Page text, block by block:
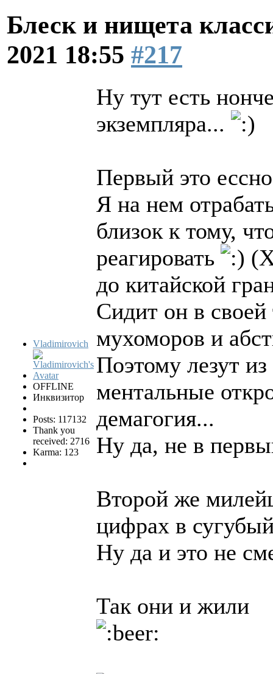
Блеск и нищета
2021 18:55 #217
Vladimirovich
OFFLINE
Инквизитор
Posts: 117132
Thank you
received: 2716
Karma: 123
Ну тут есть
экземпляра...
Первый это
Я на нем
близок к тому,
реагировать
до китайской
Сидит он в своей
мухоморов и
Поэтому лезут
ментальные
демагогия...
Ну да, не в
Второй же
цифрах в
Ну да и это не
Так они и жили